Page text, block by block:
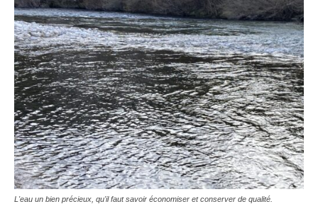
L'eau un bien précieux, qu'il faut savoir économiser et conserver de qualité.